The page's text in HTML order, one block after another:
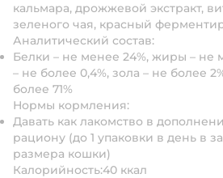
кальмара, дрожжевой экстракт,
зеленого чая, красный
Аналитический состав:
Белки – не менее 24%, жиры – не
– не более 0,4%, зола – не более
более 71%
Нормы кормления:
Давать как лакомство в
рациону (до 1 упаковки в день в
размера кошки)
Калорийность:40 ккал